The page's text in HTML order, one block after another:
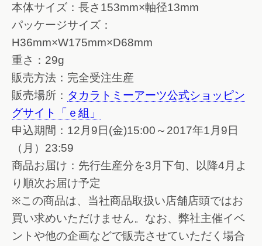
本体サイズ：長さ153mm×軸径13mm
パッケージサイズ：
H36mm×W175mm×D68mm
重さ：29g
販売方法：完全受注生産
販売場所： タカラトミーアーツ公式ショッピン
グサイト「ｅ組」
申込期間：12月9日(金)15:00～2017年1月9日
（月）23:59
商品お届け：先行生産分を3月下旬、以降4月よ
り順次お届け予定
※この商品は、当社商品取扱い店舗店頭ではお
買い求めいただけません。なお、弊社主催イベ
ントや他の企画などで販売させていただく場合